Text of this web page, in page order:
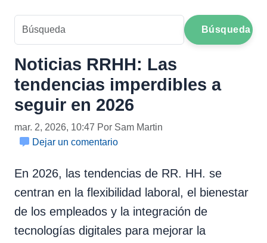
Búsqueda
Noticias RRHH: Las
tendencias imperdibles a
seguir en 2026
mar. 2, 2026, 10:47 Por Sam Martin
Dejar un comentario
En 2026, las tendencias de RR. HH. se
centran en la flexibilidad laboral, el bienestar
de los empleados y la integración de
tecnologías digitales para mejorar la